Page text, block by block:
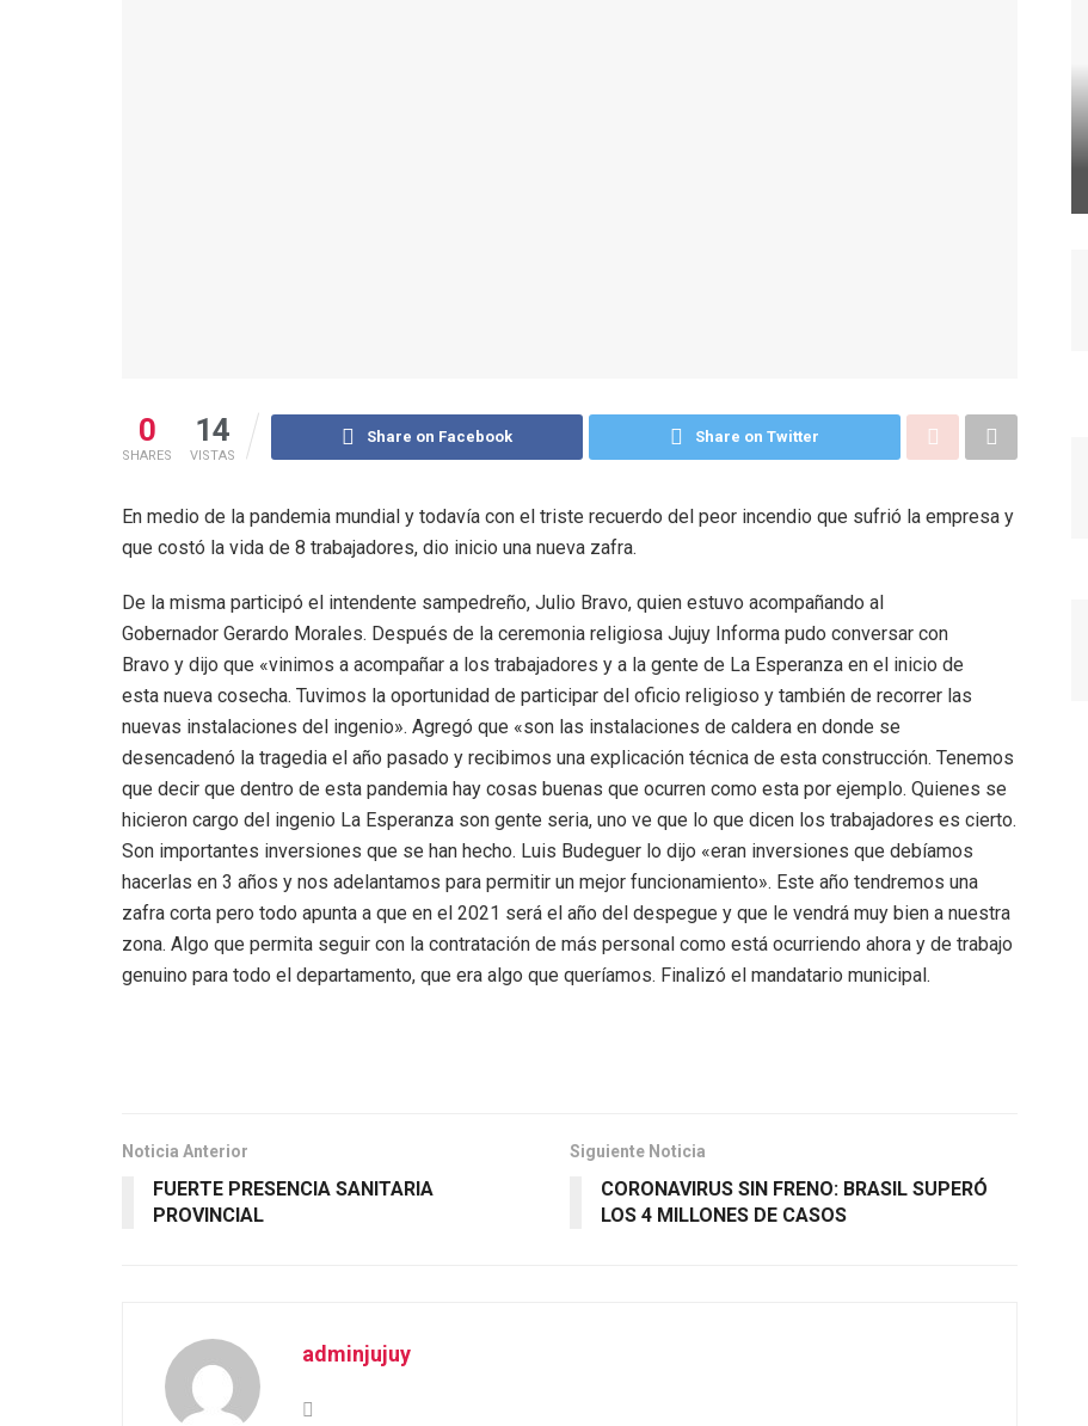
0
SHARES
14
VISTAS
Share on Facebook Share on Twitter
En medio de la pandemia mundial y todavía con el triste recuerdo del peor incendio que sufrió la empresa y
que costó la vida de 8 trabajadores, dio inicio una nueva zafra.
De la misma participó el intendente sampedreño, Julio Bravo, quien estuvo acompañando al
Gobernador Gerardo Morales. Después de la ceremonia religiosa Jujuy Informa pudo conversar con
Bravo y dijo que «vinimos a acompañar a los trabajadores y a la gente de La Esperanza en el inicio de
esta nueva cosecha. Tuvimos la oportunidad de participar del oficio religioso y también de recorrer las
nuevas instalaciones del ingenio». Agregó que «son las instalaciones de caldera en donde se
desencadenó la tragedia el año pasado y recibimos una explicación técnica de esta construcción. Tenemos
que decir que dentro de esta pandemia hay cosas buenas que ocurren como esta por ejemplo. Quienes se
hicieron cargo del ingenio La Esperanza son gente seria, uno ve que lo que dicen los trabajadores es cierto.
Son importantes inversiones que se han hecho. Luis Budeguer lo dijo «eran inversiones que debíamos
hacerlas en 3 años y nos adelantamos para permitir un mejor funcionamiento». Este año tendremos una
zafra corta pero todo apunta a que en el 2021 será el año del despegue y que le vendrá muy bien a nuestra
zona. Algo que permita seguir con la contratación de más personal como está ocurriendo ahora y de trabajo
genuino para todo el departamento, que era algo que queríamos. Finalizó el mandatario municipal.
Noticia Anterior
FUERTE PRESENCIA SANITARIA
PROVINCIAL
Siguiente Noticia
CORONAVIRUS SIN FRENO: BRASIL SUPERÓ
LOS 4 MILLONES DE CASOS
adminjujuy